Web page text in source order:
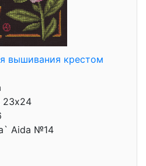
вышивания крестом
23x24
Aida №14